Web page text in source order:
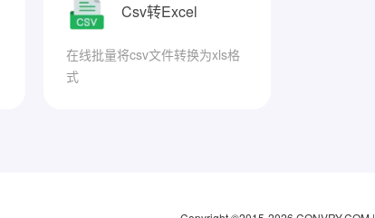
Csv转Excel
在线批量将csv文件转换为xls格
式